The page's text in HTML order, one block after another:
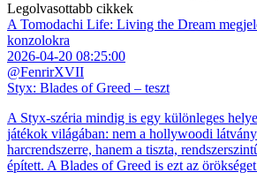
Legolvasottabb cikkek
A Tomodachi Life: Living the Dream
konzolokra
2026-04-20 08:25:00
@FenrirXVII
Styx: Blades of Greed – teszt
A Styx-széria mindig is egy különleges
játékok világában: nem a hollywoodi
harcrendszerre, hanem a tiszta,
épített. A Blades of Greed is ezt az